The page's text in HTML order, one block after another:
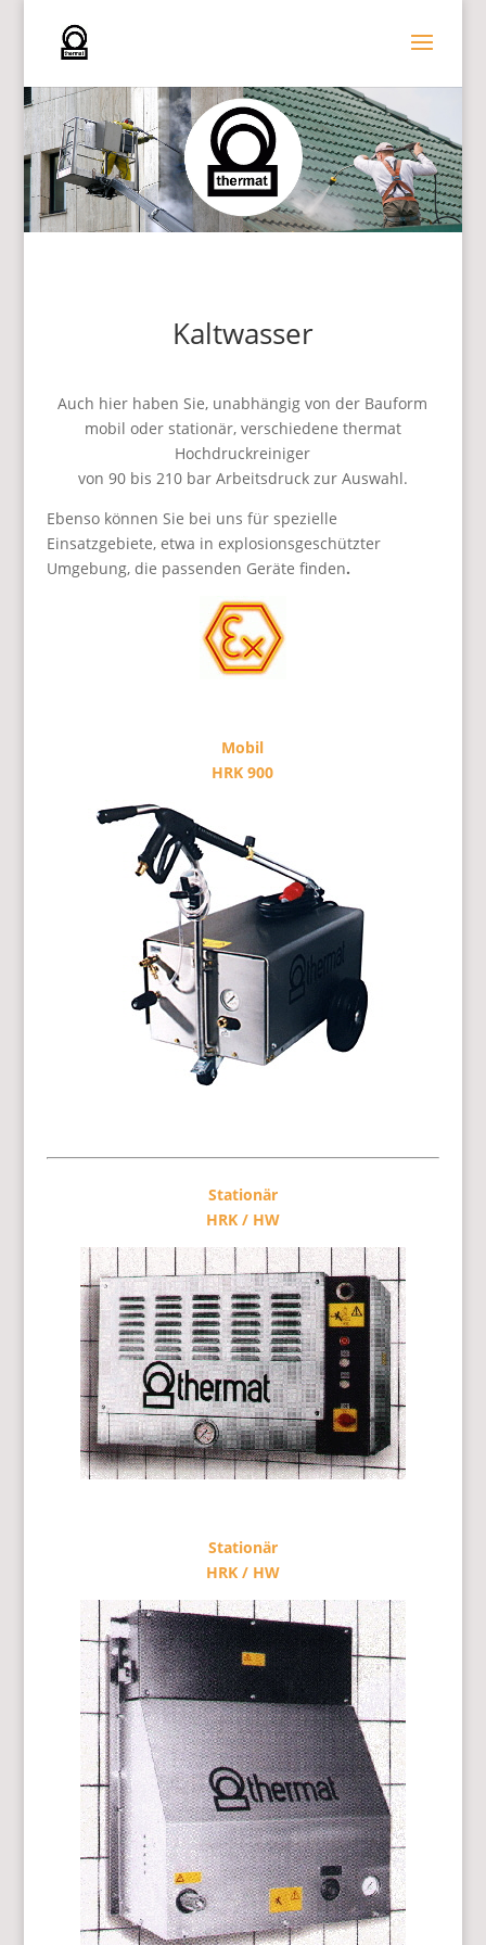
Kaltwasser
Auch hier haben Sie, unabhängig von der Bauform
mobil oder stationär, verschiedene thermat
Hochdruckreiniger
von 90 bis 210 bar Arbeitsdruck zur Auswahl.
Ebenso können Sie bei uns für spezielle
Einsatzgebiete, etwa in explosionsgeschützter
Umgebung, die passenden Geräte finden.
Mobil
HRK 900
Stationär
HRK / HW
Stationär
HRK / HW